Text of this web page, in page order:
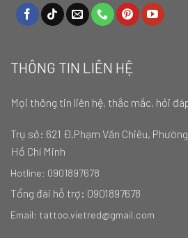
THÔNG TIN LIÊN HỆ
Mọi thông tin liên hệ, thắc mắc, hỏi
Trụ sở: 621 Đ.Phạm Văn Chiêu,
Hồ Chí Minh
Hotline: 0901897678
Tổng đài hỗ trợ: 0901897678
Email: tattoo.vietred@gmail.com